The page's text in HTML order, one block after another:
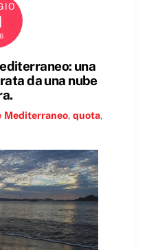
una
da una nube
Mediterraneo, quota,